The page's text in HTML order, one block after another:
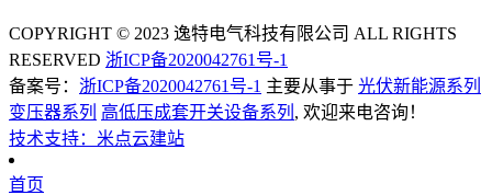
COPYRIGHT © 2023 逸特电气科技有限公司 ALL RIGHTS
RESERVED 浙ICP备2020042761号-1
备案号： 浙ICP备2020042761号-1 主要从事于 光伏新能源系列
变压器系列 高低压成套开关设备系列 , 欢迎来电咨询！
技术支持：米点云建站
首页